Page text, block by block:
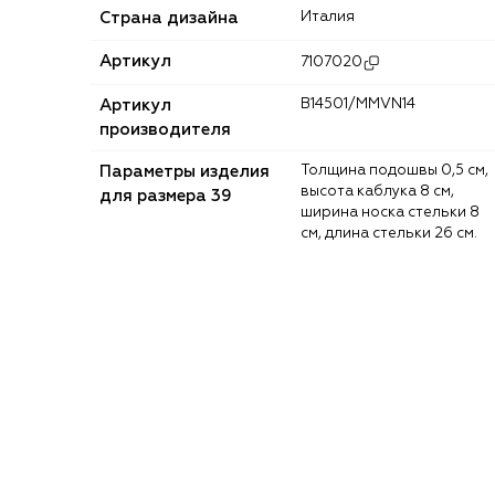
Страна дизайна Италия
Артикул 7107020
Артикул
производителя
B14501/MMVN14
Параметры изделия
для размера 39
высота каблука 8 см,
ширина носка стельки 8
см, длина стельки 26 см.